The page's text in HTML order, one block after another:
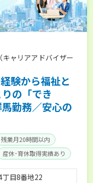
ャリアアドバイザー
験から福祉と
の「でき
勤務／安心の
残業月20時間以内
産休･育休取得実績あり
目8番地22